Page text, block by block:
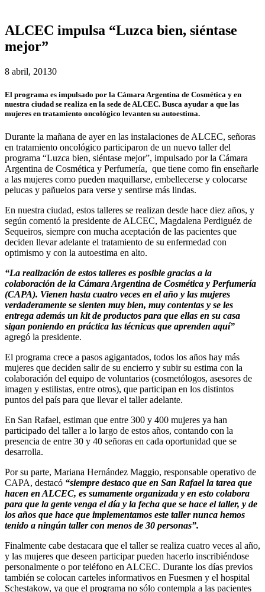
ALCEC impulsa “Luzca bien, siéntase
mejor”
8 abril, 20130
El programa es impulsado por la Cámara Argentina de Cosmética y en
nuestra ciudad se realiza en la sede de ALCEC. Busca ayudar a que las
mujeres en tratamiento oncológico levanten su autoestima.
Durante la mañana de ayer en las instalaciones de ALCEC, señoras
en tratamiento oncológico participaron de un nuevo taller del
programa “Luzca bien, siéntase mejor”, impulsado por la Cámara
Argentina de Cosmética y Perfumería, que tiene como fin enseñarle
a las mujeres como pueden maquillarse, embellecerse y colocarse
pelucas y pañuelos para verse y sentirse más lindas.
En nuestra ciudad, estos talleres se realizan desde hace diez años, y
según comentó la presidente de ALCEC, Magdalena Perdiguéz de
Sequeiros, siempre con mucha aceptación de las pacientes que
deciden llevar adelante el tratamiento de su enfermedad con
optimismo y con la autoestima en alto.
“La realización de estos talleres es posible gracias a la
colaboración de la Cámara Argentina de Cosmética y Perfumería
(CAPA). Vienen hasta cuatro veces en el año y las mujeres
verdaderamente se sienten muy bien, muy contentas y se les
entrega además un kit de productos para que ellas en su casa
sigan poniendo en práctica las técnicas que aprenden aquí”
agregó la presidente.
El programa crece a pasos agigantados, todos los años hay más
mujeres que deciden salir de su encierro y subir su estima con la
colaboración del equipo de voluntarios (cosmetólogos, asesores de
imagen y estilistas, entre otros), que participan en los distintos
puntos del país para que llevar el taller adelante.
En San Rafael, estiman que entre 300 y 400 mujeres ya han
participado del taller a lo largo de estos años, contando con la
presencia de entre 30 y 40 señoras en cada oportunidad que se
desarrolla.
Por su parte, Mariana Hernández Maggio, responsable operativo de
CAPA, destacó “siempre destaco que en San Rafael la tarea que
hacen en ALCEC, es sumamente organizada y en esto colabora
para que la gente venga el día y la fecha que se hace el taller, y de
los años que hace que implementamos este taller nunca hemos
tenido a ningún taller con menos de 30 personas”.
Finalmente cabe destacara que el taller se realiza cuatro veces al año,
y las mujeres que deseen participar pueden hacerlo inscribiéndose
personalmente o por teléfono en ALCEC. Durante los días previos
también se colocan carteles informativos en Fuesmen y el hospital
Schestakow, ya que el programa no sólo contempla a las pacientes